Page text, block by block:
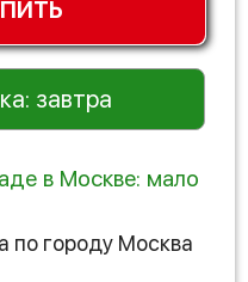
завтра
в Москве: мало
по городу Москва